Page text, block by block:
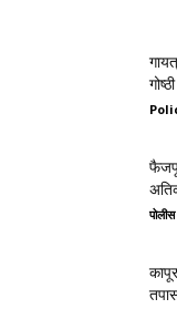
पोलीस